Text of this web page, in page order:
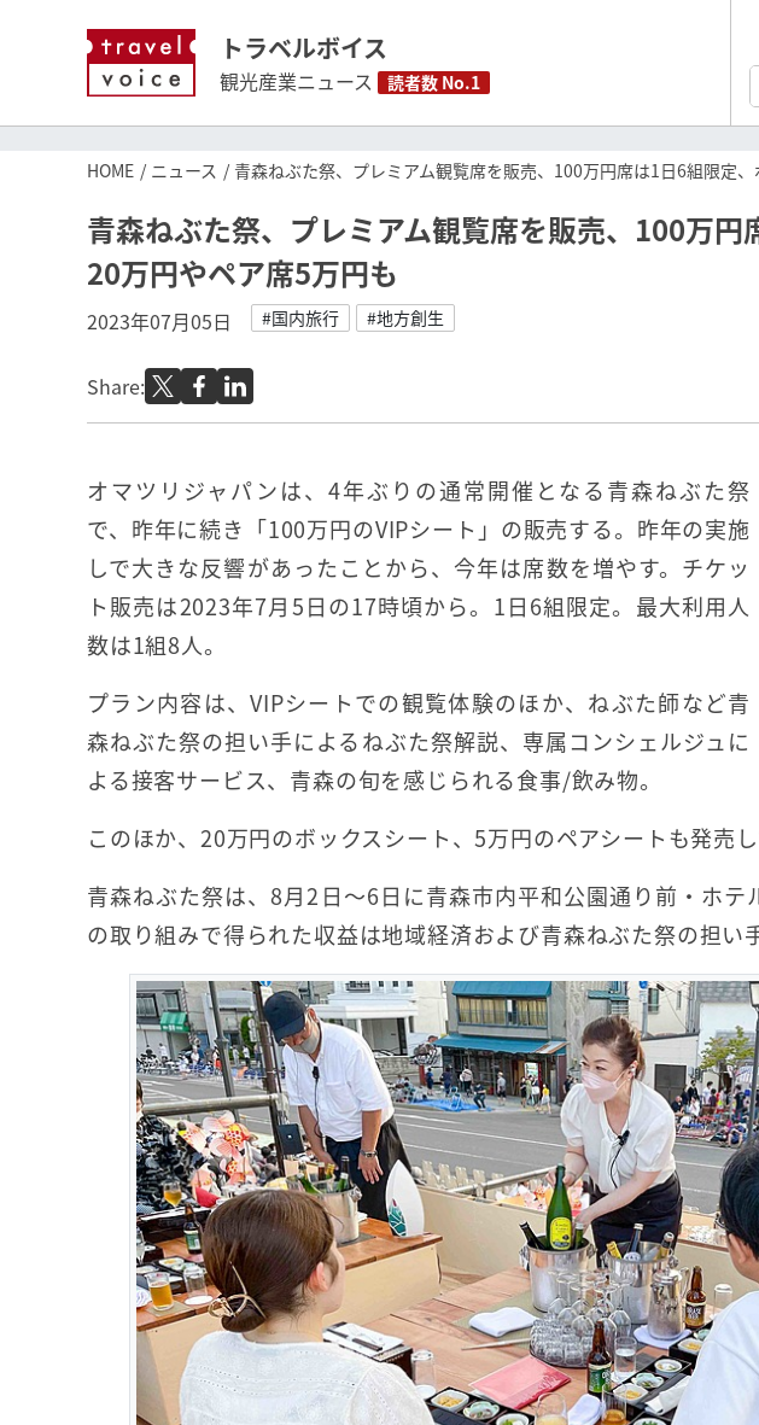
トラベルボイス
観光産業ニュース 読者数 No.1
HOME ニュース 青森ねぶた祭、プレミアム観覧席を販売、100万円席は1日6組限定
青森ねぶた祭、プレミアム観覧席を販売、100万
20万円やペア席5万円も
2023年07月05日 #国内旅行 #地方創生
Share:
オマツリジャパンは、4年ぶりの通常開催となる青森ねぶた祭
で、昨年に続き「100万円のVIPシート」の販売する。昨年の実施
しで大きな反響があったことから、今年は席数を増やす。チケッ
ト販売は2023年7月5日の17時頃から。1日6組限定。最大利用人
数は1組8人。
プラン内容は、VIPシートでの観覧体験のほか、ねぶた師など青
森ねぶた祭の担い手によるねぶた祭解説、専属コンシェルジュに
よる接客サービス、青森の旬を感じられる食事/飲み物。
このほか、20万円のボックスシート、5万円のペアシートも発売し
青森ねぶた祭は、8月2日～6日に青森市内平和公園通り前・ホテ
の取り組みで得られた収益は地域経済および青森ねぶた祭の担い